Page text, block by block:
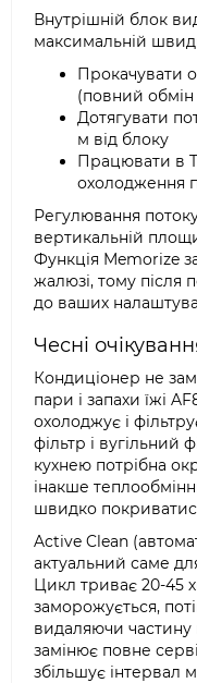
Внутрішній блок
максимальній
Прокачувати
(повний обмін
Дотягувати
м від блоку
Працювати в
охолодження
Регулювання
вертикальній
Функція Memorize
жалюзі, тому після
до ваших
Чесні
Кондиціонер не
пари і запахи їжі
охолоджує і
фільтр і вугільний
кухнею потрібна
інакше
швидко
Active Clean
актуальний саме
Цикл триває 20-45
заморожується,
видаляючи
замінює повне
збільшує